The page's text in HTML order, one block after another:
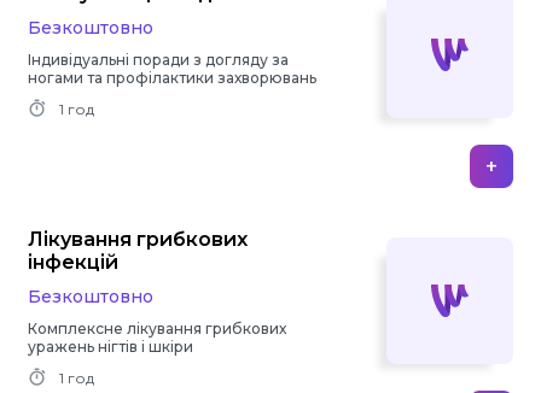
Безкоштовно
Індивідуальні поради з догляду за
ногами та профілактики захворювань
1 год
+
Лікування грибкових
інфекцій
Безкоштовно
Комплексне лікування грибкових
уражень нігтів і шкіри
1 год